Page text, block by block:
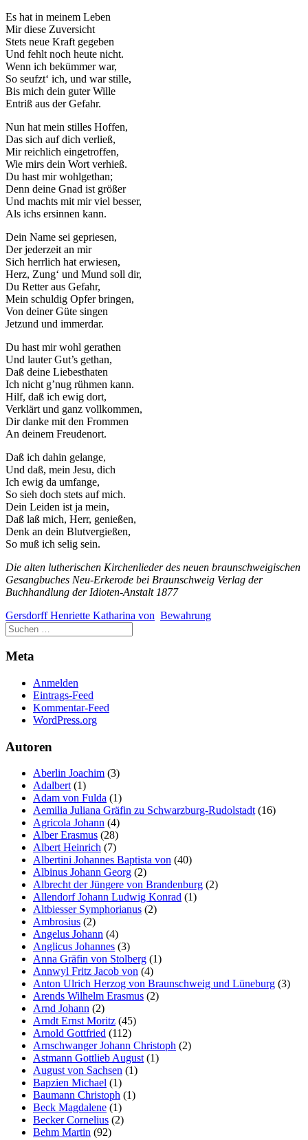
Es hat in meinem Leben
Mir diese Zuversicht
Stets neue Kraft gegeben
Und fehlt noch heute nicht.
Wenn ich bekümmer war,
So seufzt‘ ich, und war stille,
Bis mich dein guter Wille
Entriß aus der Gefahr.
Nun hat mein stilles Hoffen,
Das sich auf dich verließ,
Mir reichlich eingetroffen,
Wie mirs dein Wort verhieß.
Du hast mir wohlgethan;
Denn deine Gnad ist größer
Und machts mit mir viel besser,
Als ichs ersinnen kann.
Dein Name sei gepriesen,
Der jederzeit an mir
Sich herrlich hat erwiesen,
Herz, Zung‘ und Mund soll dir,
Du Retter aus Gefahr,
Mein schuldig Opfer bringen,
Von deiner Güte singen
Jetzund und immerdar.
Du hast mir wohl gerathen
Und lauter Gut’s gethan,
Daß deine Liebesthaten
Ich nicht g’nug rühmen kann.
Hilf, daß ich ewig dort,
Verklärt und ganz vollkommen,
Dir danke mit den Frommen
An deinem Freudenort.
Daß ich dahin gelange,
Und daß, mein Jesu, dich
Ich ewig da umfange,
So sieh doch stets auf mich.
Dein Leiden ist ja mein,
Daß laß mich, Herr, genießen,
Denk an dein Blutvergießen,
So muß ich selig sein.
Die alten lutherischen Kirchenlieder des neuen braunschweigischen
Gesangbuches Neu-Erkerode bei Braunschweig Verlag der
Buchhandlung der Idioten-Anstalt 1877
Gersdorff Henriette Katharina von Bewahrung
Meta
Anmelden
Eintrags-Feed
Kommentar-Feed
WordPress.org
Autoren
Aberlin Joachim (3)
Adalbert(1)
Adam von Fulda (1)
Aemilia Juliana Gräfin zu Schwarzburg-Rudolstadt(16)
Agricola Johann (4)
Alber Erasmus (28)
Albert Heinrich (7)
Albertini Johannes Baptista von (40)
Albinus Johann Georg (2)
Albrecht der Jüngere von Brandenburg (2)
Allendorf Johann Ludwig Konrad (1)
Altbiesser Symphorianus (2)
Ambrosius (2)
Angelus Johann (4)
Anglicus Johannes (3)
Anna Gräfin von Stolberg (1)
Annwyl Fritz Jacob von (4)
Anton Ulrich Herzog von Braunschweig und Lüneburg (3)
Arends Wilhelm Erasmus (2)
Arnd Johann (2)
Arndt Ernst Moritz (45)
Arnold Gottfried (112)
Arnschwanger Johann Christoph (2)
Astmann Gottlieb August(1)
August von Sachsen (1)
Bapzien Michael (1)
Baumann Christoph (1)
Beck Magdalene (1)
Becker Cornelius (2)
Behm Martin (92)